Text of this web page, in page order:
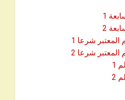
1
2
المعتبر شرعا 1
المعتبر شرعا 2
1
2